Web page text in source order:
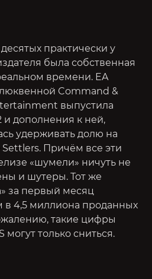
практически у
была собственная
времени. EA
Command &
выпустила
и дополнения к ней,
удерживать долю на
Settlers. Причём все эти
«шумели» ничуть не
и шутеры. Тот же
за первый месяц
в 4,5 миллиона проданных
такие цифры
могут только сниться.